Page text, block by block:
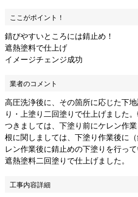
ここがポイント！
錆びやすいところには錆止め！
遮熱塗料で仕上げ
イメージチェンジ成功
業者のコメント
高圧洗浄後に、その箇所に応じた下
り・上塗り二回塗りで仕上げました
つきましては、下塗り前にケレン作
根に関しましては、下塗り作業後に
レン作業後に錆止めの下塗りを行っ
遮熱塗料二回塗りで仕上げました。
工事内容詳細